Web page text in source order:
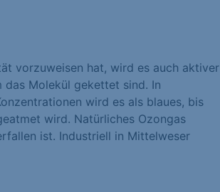
vorzuweisen hat, wird es auch aktiver
Molekül gekettet sind. In
wird es als blaues, bis
wird. Natürliches Ozongas
ist. Industriell in Mittelweser